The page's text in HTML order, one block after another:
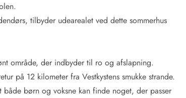
tilbyder udearealet ved dette sommerhus
område, der indbyder til ro og afslapning.
på 12 kilometer fra Vestkystens smukke strande.
børn og voksne kan finde noget, der passer